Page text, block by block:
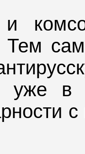
Тем
уже в